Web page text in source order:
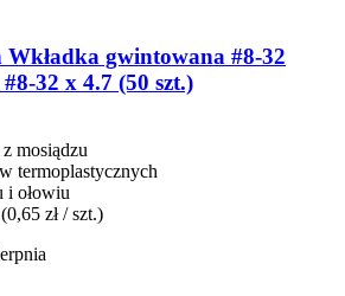
Wkładka gwintowana #8-​32
​32 x 4.7 (50 szt.)
mosiądzu
termoplastycznych
i ołowiu
(0,65 zł / szt.)